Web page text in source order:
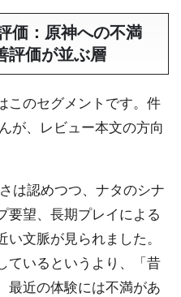
価：原神への不満
評価が並ぶ層
このセグメントです。件
が、レビュー本文の方向
は認めつつ、ナタのシナ
要望、長期プレイによる
文脈が見られました。
ているというより、「昔
最近の体験には不満があ